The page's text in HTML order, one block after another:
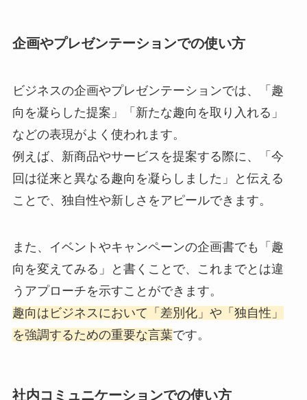
企画やプレゼンテーションでの使い方
ビジネスの企画やプレゼンテーションでは、「趣
向を凝らした提案」「新たな趣向を取り入れる」
などの表現がよく使われます。
例えば、新商品やサービスを提案する際に、「今
回は従来と異なる趣向を凝らしました」と伝える
ことで、独自性や新しさをアピールできます。
また、イベントやキャンペーンの企画書でも「趣
向を変えてみる」と書くことで、これまでとは違
うアプローチを示すことができます。
趣向はビジネスにおいて「差別化」や「独自性」
を強調するための重要な言葉です。
社内コミュニケーションでの使い方